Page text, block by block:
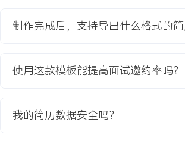
GPA X.XX/X.X（专业前XX%），主修跨境电
成绩排名前X。具备基础的Photoshop图片处理
制作完成后，支持导出什么格式的简
使用这款模板能提高面试邀约率吗？
我的简历数据安全吗？